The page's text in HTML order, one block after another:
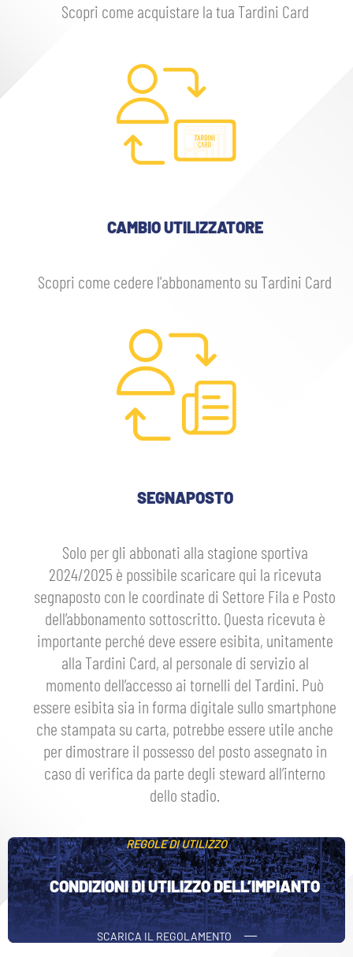
Scopri come acquistare la tua Tardini Card
CAMBIO UTILIZZATORE
Scopri come cedere l'abbonamento su Tardini Card
SEGNAPOSTO
Solo per gli abbonati alla stagione sportiva
2024/2025 è possibile scaricare qui la ricevuta
segnaposto con le coordinate di Settore Fila e Posto
dell’abbonamento sottoscritto. Questa ricevuta è
importante perché deve essere esibita, unitamente
alla Tardini Card, al personale di servizio al
momento dell’accesso ai tornelli del Tardini. Può
essere esibita sia in forma digitale sullo smartphone
che stampata su carta, potrebbe essere utile anche
per dimostrare il possesso del posto assegnato in
caso di verifica da parte degli steward all’interno
dello stadio.
REGOLE DI UTILIZZO
CONDIZIONI DI UTILIZZO DELL’IMPIANTO
SCARICA IL REGOLAMENTO